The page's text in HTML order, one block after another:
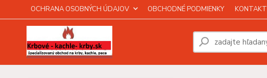
OCHRANA OSOBNÝCH ÚDAJOV OBCHODNÉ PODMIENKY KONTAKT